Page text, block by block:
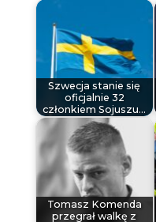
Szwecja stanie się
oficjalnie 32
członkiem Sojuszu…
Tomasz Komenda
przegrał walkę z